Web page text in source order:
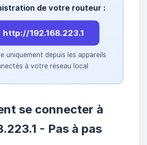
de votre routeur :
http://192.168.223.1
uniquement depuis les appareils
à votre réseau local
se connecter à
- Pas à pas